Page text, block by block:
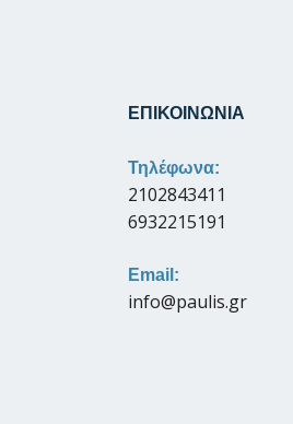
ΕΠΙΚΟΙΝΩΝΙΑ
Τηλέφωνα:
2102843411
6932215191
Email:
info@paulis.gr